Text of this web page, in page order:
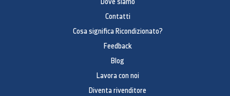
Contatti
Cosa significa Ricondizionato?
Feedback
Blog
Lavora con noi
Diventa rivenditore